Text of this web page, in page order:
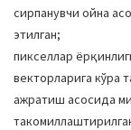
сирпанувчи ойна
этилган;
пикселлар
векторларига кўра
ажратиш асосида